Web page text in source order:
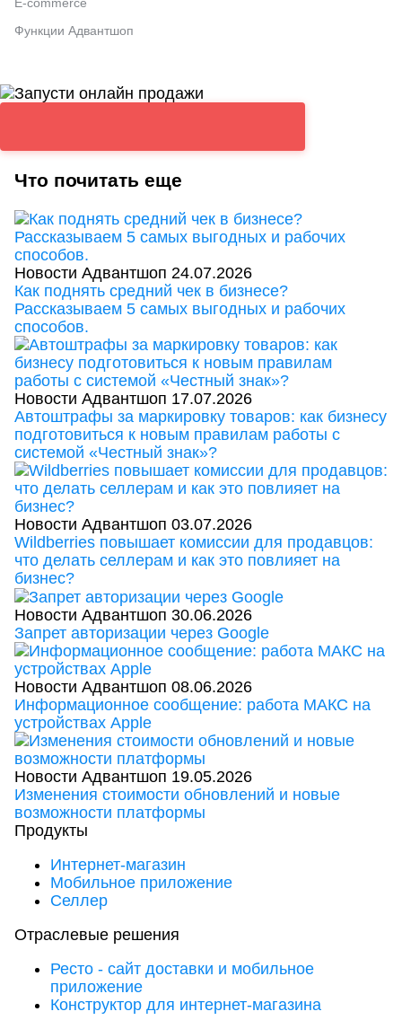
Функции Адвантшоп
Что почитать еще
Новости Адвантшоп 24.07.2026
Как поднять средний чек в бизнесе?
Рассказываем 5 самых выгодных и рабочих
способов.
Новости Адвантшоп 17.07.2026
Автоштрафы за маркировку товаров: как бизнесу
подготовиться к новым правилам работы с
системой «Честный знак»?
Новости Адвантшоп 03.07.2026
Wildberries повышает комиссии для продавцов:
что делать селлерам и как это повлияет на
бизнес?
Новости Адвантшоп 30.06.2026
Запрет авторизации через Google
Новости Адвантшоп 08.06.2026
Информационное сообщение: работа МАКС на
устройствах Apple
Новости Адвантшоп 19.05.2026
Изменения стоимости обновлений и новые
возможности платформы
Продукты
Интернет-магазин
Мобильное приложение
Селлер
Отраслевые решения
Ресто - сайт доставки и мобильное
приложение
Конструктор для интернет-магазина